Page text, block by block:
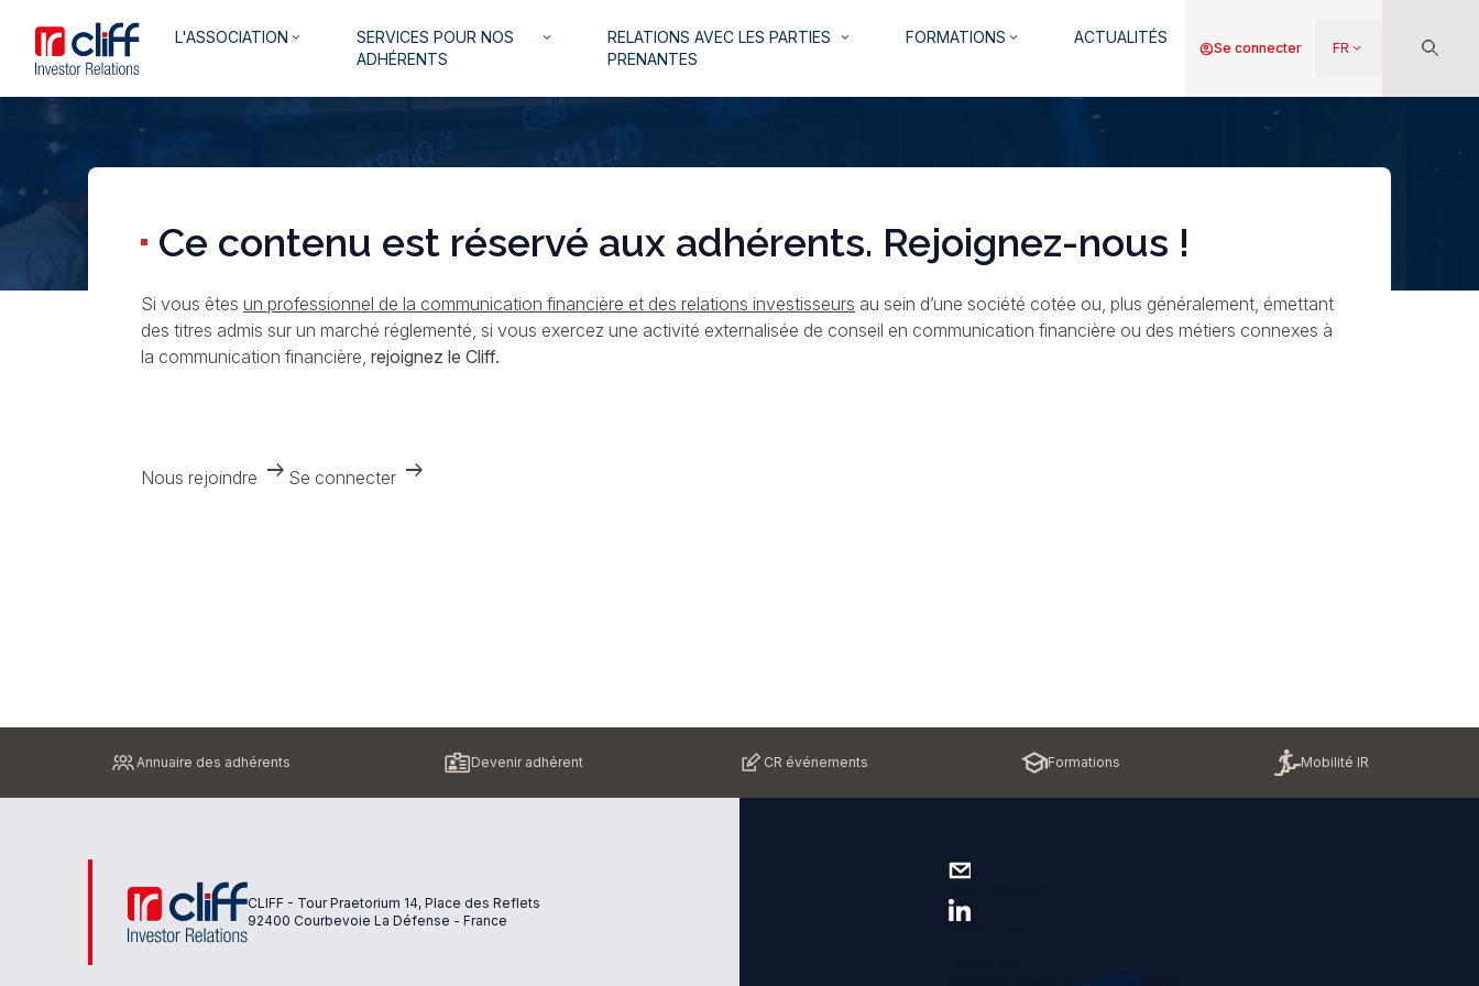
contenu
principal
Aller directement au contenu
Navigation
L'ASSOCIATION keyboard_arrow_down
SERVICES POUR NOS
ADHÉRENTS
keyboard_arrow_down
RELATIONS AVEC LES PARTIES
PRENANTES
keyboard_arrow_down FORMATIONS keyboard_arrow_down ACTUALITÉS
Menu
compte
account_circleSe connecter FR keyboard_arrow_down
Ce contenu est réservé aux adhérents. Rejoignez-nous !
Si vous êtes un professionnel de la communication financière et des relations investisseurs au sein d’une société cotée ou, plus généralement, émettant
des titres admis sur un marché réglementé, si vous exercez une activité externalisée de conseil en communication financière ou des métiers connexes à
la communication financière, rejoignez le Cliff.
Nous rejoindre arrow_right_alt Se connecter arrow_right_alt
page
Annuaire des adhérents Devenir adhérent CR événements Formations Mobilité IR
CLIFF - Tour Praetorium 14, Place des Reflets
92400 Courbevoie La Défense - France